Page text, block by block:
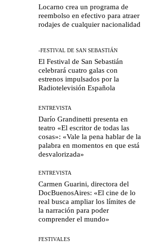
Locarno crea un programa de
reembolso en efectivo para atraer
rodajes de cualquier nacionalidad
-FESTIVAL DE SAN SEBASTIÁN
El Festival de San Sebastián
celebrará cuatro galas con
estrenos impulsados por la
Radiotelevisión Española
ENTREVISTA
Darío Grandinetti presenta en
teatro «El escritor de todas las
cosas»: «Vale la pena hablar de la
palabra en momentos en que está
desvalorizada»
ENTREVISTA
Carmen Guarini, directora del
DocBuenosAires: «El cine de lo
real busca ampliar los límites de
la narración para poder
comprender el mundo»
FESTIVALES